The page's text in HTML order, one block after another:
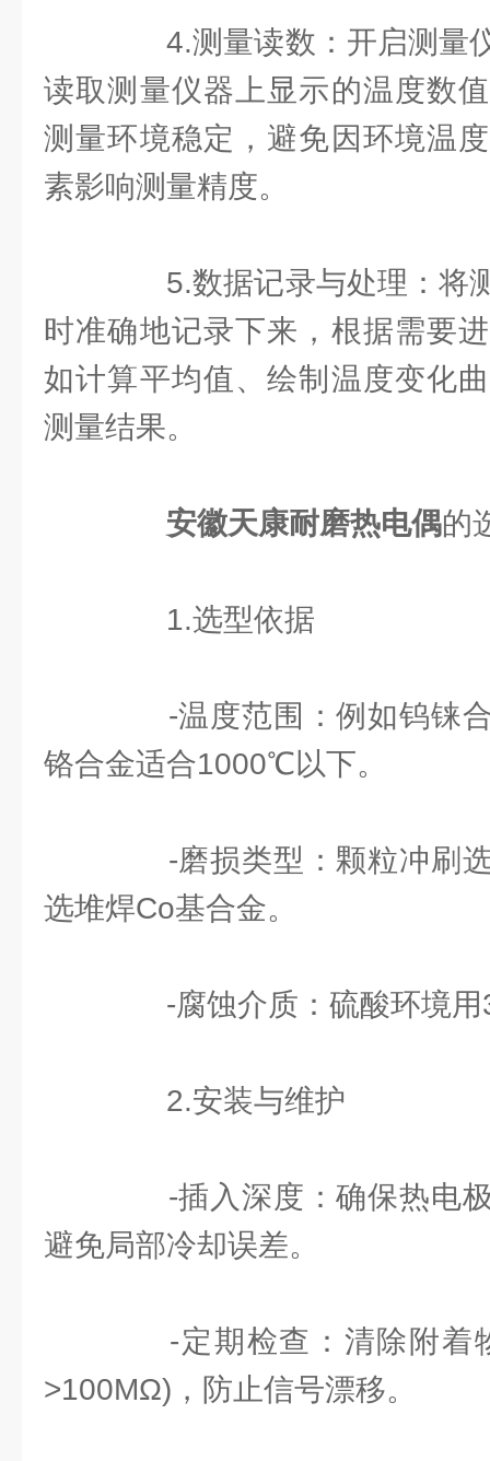
4.测量读数：开启测量
读取测量仪器上显示的温度数
测量环境稳定，避免因环境温
素影响测量精度。
5.数据记录与处理：将
时准确地记录下来，根据需要
如计算平均值、绘制温度变化
测量结果。
安徽天康耐磨热电偶的
1.选型依据
-温度范围：例如钨铼合
铬合金适合1000℃以下。
-磨损类型：颗粒冲刷选
选堆焊Co基合金。
-腐蚀介质：硫酸环境用
2.安装与维护
-插入深度：确保热电极
避免局部冷却误差。
-定期检查：清除附着
>100MΩ)，防止信号漂移。